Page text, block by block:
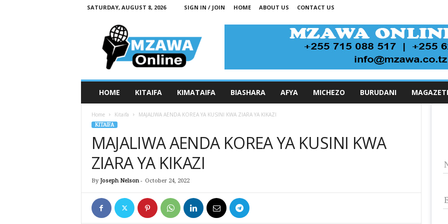
SATURDAY, AUGUST 8, 2026 SIGN IN / JOIN HOME ABOUT US CONTACT US
HOME KITAIFA KIMATAIFA BIASHARA AFYA MICHEZO BURUDANI MAGAZETI
Home Kitaifa MAJALIWA AENDA KOREA YA KUSINI KWA ZIARA YA KIKAZI
KITAIFA
MAJALIWA AENDA KOREA YA KUSINI KWA
ZIARA YA KIKAZI
By Joseph Nelson- October 24, 2022